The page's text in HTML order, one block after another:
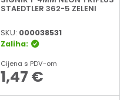
STAEDTLER 362-5 ZELENI
SKU: 000038531
Zaliha:
Cijena s PDV-om
1,47 €